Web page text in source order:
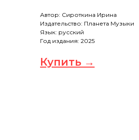
Автор: Сироткина Ирина
Издательство: Планета Музыки
Язык: русский
Год издания: 2025
Купить →